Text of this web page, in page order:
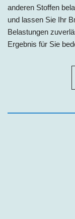
anderen Stoffen
und lassen Sie Ihr
Belastungen
Ergebnis für Sie